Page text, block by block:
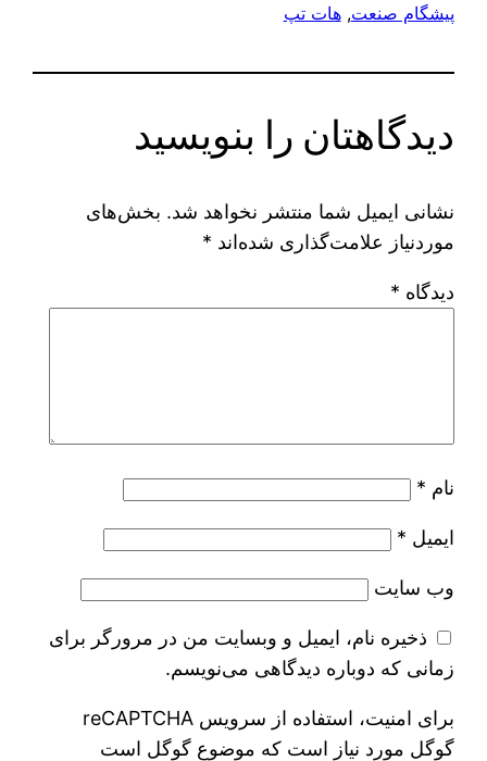
پیشگام صنعت, هات تپ
دیدگاهتان را بنویسید
نشانی ایمیل شما منتشر نخواهد شد. بخش‌های
موردنیاز علامت‌گذاری شده‌اند *
دیدگاه *
نام *
ایمیل *
وب‌ سایت
ذخیره نام، ایمیل و وبسایت من در مرورگر برای
زمانی که دوباره دیدگاهی می‌نویسم.
برای امنیت، استفاده از سرویس reCAPTCHA
گوگل مورد نیاز است که موضوع گوگل است